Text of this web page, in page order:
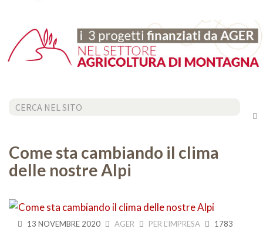
Cerca...
Come sta cambiando il clima
delle nostre Alpi
13 NOVEMBRE 2020 AGER PER L'IMPRESA 1783